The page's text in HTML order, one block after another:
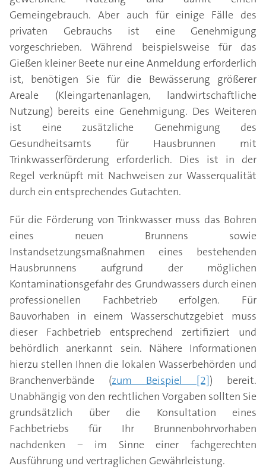
Gemeingebrauch. Aber auch für einige Fälle des
privaten Gebrauchs ist eine Genehmigung
vorgeschrieben. Während beispielsweise für das
Gießen kleiner Beete nur eine Anmeldung erforderlich
ist, benötigen Sie für die Bewässerung größerer
Areale (Kleingartenanlagen, landwirtschaftliche
Nutzung) bereits eine Genehmigung. Des Weiteren
ist eine zusätzliche Genehmigung des
Gesundheitsamts für Hausbrunnen mit
Trinkwasserförderung erforderlich. Dies ist in der
Regel verknüpft mit Nachweisen zur Wasserqualität
durch ein entsprechendes Gutachten.
Für die Förderung von Trinkwasser muss das Bohren
eines neuen Brunnens sowie
Instandsetzungsmaßnahmen eines bestehenden
Hausbrunnens aufgrund der möglichen
Kontaminationsgefahr des Grundwassers durch einen
professionellen Fachbetrieb erfolgen. Für
Bauvorhaben in einem Wasserschutzgebiet muss
dieser Fachbetrieb entsprechend zertifiziert und
behördlich anerkannt sein. Nähere Informationen
hierzu stellen Ihnen die lokalen Wasserbehörden und
Branchenverbände (zum Beispiel [2]) bereit.
Unabhängig von den rechtlichen Vorgaben sollten Sie
grundsätzlich über die Konsultation eines
Fachbetriebs für Ihr Brunnenbohrvorhaben
nachdenken − im Sinne einer fachgerechten
Ausführung und vertraglichen Gewährleistung.